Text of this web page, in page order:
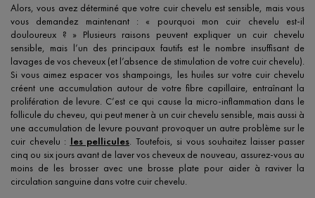
Alors, vous avez déterminé que votre cuir chevelu est sensible, mais vous
vous demandez maintenant : « pourquoi mon cuir chevelu est-il
douloureux ? » Plusieurs raisons peuvent expliquer un cuir chevelu
sensible, mais l’un des principaux fautifs est le nombre insuffisant de
lavages de vos cheveux (et l’absence de stimulation de votre cuir chevelu).
Si vous aimez espacer vos shampoings, les huiles sur votre cuir chevelu
créent une accumulation autour de votre fibre capillaire, entraînant la
prolifération de levure. C’est ce qui cause la micro-inflammation dans le
follicule du cheveu, qui peut mener à un cuir chevelu sensible, mais aussi à
une accumulation de levure pouvant provoquer un autre problème sur le
cuir chevelu : les pellicules. Toutefois, si vous souhaitez laisser passer
cinq ou six jours avant de laver vos cheveux de nouveau, assurez-vous au
moins de les brosser avec une brosse plate pour aider à raviver la
circulation sanguine dans votre cuir chevelu.